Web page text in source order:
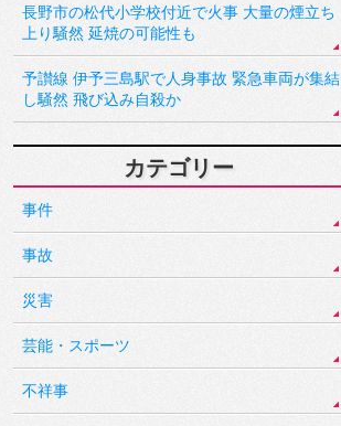
長野市の松代小学校付近で火事 大量の煙立ち
上り騒然 延焼の可能性も
予讃線 伊予三島駅で人身事故 緊急車両が集結
し騒然 飛び込み自殺か
カテゴリー
事件
事故
災害
芸能・スポーツ
不祥事